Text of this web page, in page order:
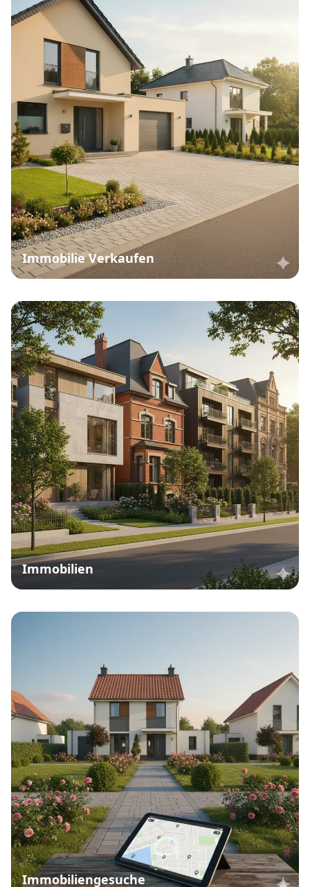
Immobilie Verkaufen
Immobilien
Immobiliengesuche